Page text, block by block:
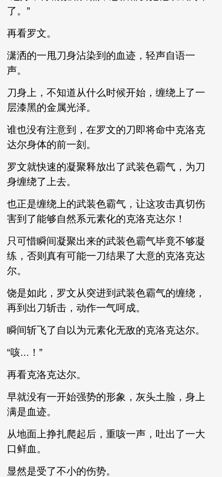
了。”
再看罗文。
潇洒的一甩刀身沾染到的血迹，轻声自语一
声。
刀身上，不知道从什么时候开始，缠绕上了一
层漆黑的金属光泽。
谁也没有注意到，在罗文的刀即将命中克洛克
达尔身体的前一刻。
罗文就快速的凝聚释放出了武装色霸气，为刀
身缠绕了上去。
也正是缠绕上的武装色霸气，让这攻击真切伤
害到了能够自然系元素化的克洛克达尔！
只可惜瞬间凝聚出来的武装色霸气毕竟不够凝
练，否则真有可能一刀结果了大意的克洛克达
尔。
饶是如此，罗文从突进到武装色霸气的缠绕，
再到出刀斩击，动作一气呵成。
瞬间斩飞了自以为元素化无敌的克洛克达尔。
“咳...！”
再看克洛克达尔。
早就没有一开始强势的形象，灰头土脸，身上
满是血迹。
从地面上挣扎爬起后，重咳一声，吐出了一大
口鲜血。
显然是受了不小的伤势。